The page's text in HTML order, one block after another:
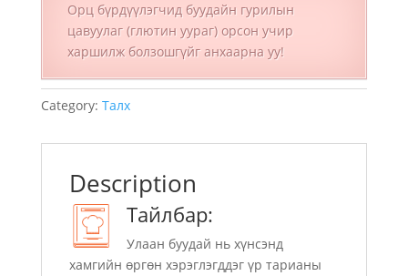
Орц бүрдүүлэгчид буудайн гурилын
цавуулаг (глютин уураг) орсон учир
харшилж болзошгүйг анхаарна уу!
Category: Талх
Description
Тайлбар:
Улаан буудай нь хүнсэнд
хамгийн өргөн хэрэглэгддэг үр тарианы